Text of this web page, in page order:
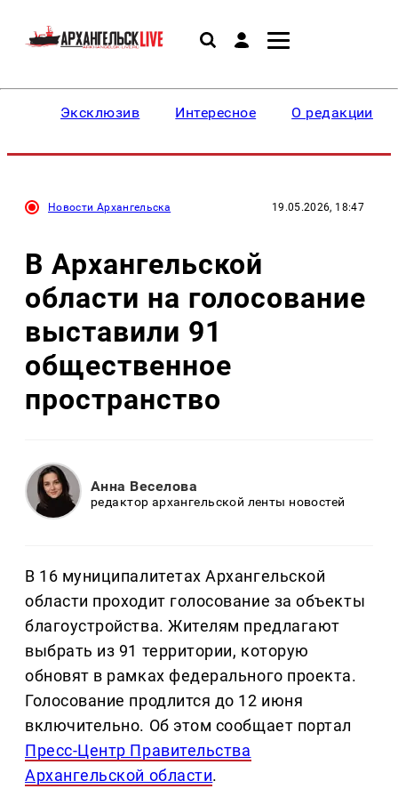
Эксклюзив Интересное О редакции
Новости Архангельска 19.05.2026, 18:47
В Архангельской
области на голосование
выставили 91
общественное
пространство
Анна Веселова
редактор архангельской ленты новостей
В 16 муниципалитетах Архангельской
области проходит голосование за объекты
благоустройства. Жителям предлагают
выбрать из 91 территории, которую
обновят в рамках федерального проекта.
Голосование продлится до 12 июня
включительно. Об этом сообщает портал
Пресс-Центр Правительства
Архангельской области.